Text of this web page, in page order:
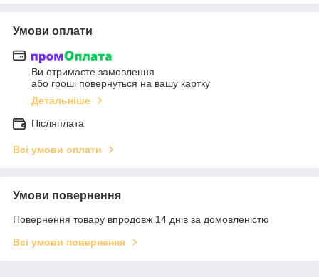
Умови оплати
Ви отримаєте замовлення
або гроші повернуться на вашу картку
Детальніше
Післяплата
Всі умови оплати
Умови повернення
Повернення товару впродовж 14 днів за домовленістю
Всі умови повернення